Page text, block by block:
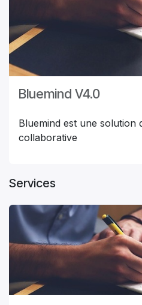
Bluemind V4.0
Bluemind est une solution
collaborative
Services